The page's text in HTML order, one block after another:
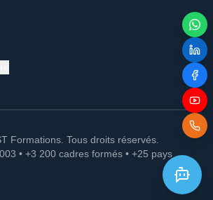
Formations. Tous droits réservés.
• +3 200 cadres formés • +25 pays